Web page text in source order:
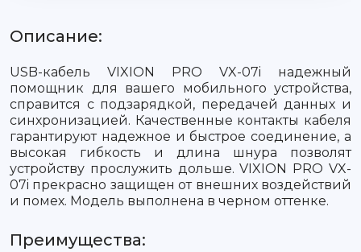
Описание:
USB-кабель VIXION PRO VX-07i надежный
помощник для вашего мобильного устройства,
справится с подзарядкой, передачей данных и
синхронизацией. Качественные контакты кабеля
гарантируют надежное и быстрое соединение, а
высокая гибкость и длина шнура позволят
устройству прослужить дольше. VIXION PRO VX-
07i прекрасно защищен от внешних воздействий
и помех. Модель выполнена в черном оттенке.
Преимущества: